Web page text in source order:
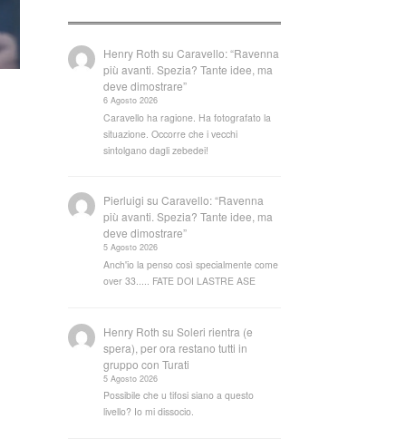
Henry Roth suCaravello: “Ravenna
più avanti. Spezia? Tante idee, ma
deve dimostrare”
6 Agosto 2026
Caravello ha ragione. Ha fotografato la
situazione. Occorre che i vecchi
sintolgano dagli zebedei!
Pierluigi suCaravello: “Ravenna
più avanti. Spezia? Tante idee, ma
deve dimostrare”
5 Agosto 2026
Anch'io la penso così specialmente come
over 33..... FATE DOI LASTRE ASE
Henry Roth suSoleri rientra (e
spera), per ora restano tutti in
gruppo con Turati
5 Agosto 2026
Possibile che u tifosi siano a questo
livello? Io mi dissocio.